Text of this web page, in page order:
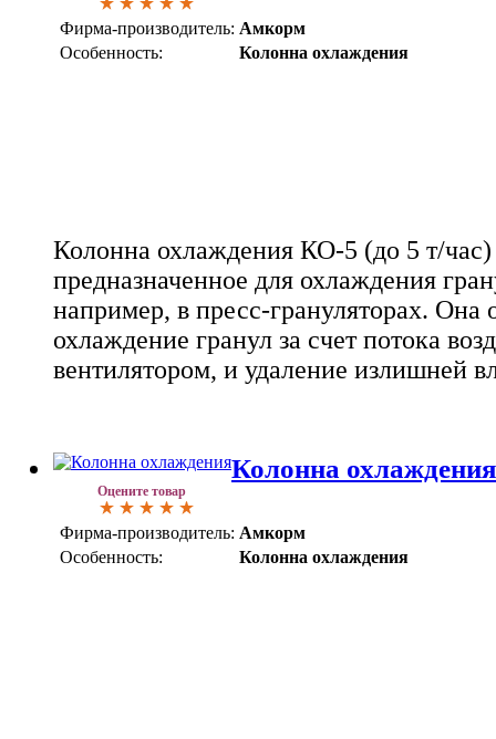
Фирма-производитель: Амкорм
Особенность:
Колонна охлаждения
Колонна охлаждения КО-5 (до 5 т/час)
предназначенное для охлаждения
например, в пресс-грануляторах. Она
охлаждение гранул за счет потока
вентилятором, и удаление излишней
Оцените товар
Колонна
Фирма-производитель: Амкорм
Особенность:
Колонна охлаждения